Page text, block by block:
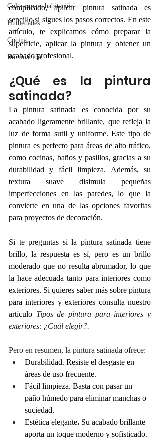
Colores para habitación
Humedades
Cocina
Iluminación
complicado, aplicar pintura satinada es
sencillo si sigues los pasos correctos. En este
artículo, te explicamos cómo preparar la
superficie, aplicar la pintura y obtener un
acabado profesional.
¿Qué es la pintura
satinada?
La pintura satinada es conocida por su
acabado ligeramente brillante, que refleja la
luz de forma sutil y uniforme. Este tipo de
pintura es perfecto para áreas de alto tráfico,
como cocinas, baños y pasillos, gracias a su
durabilidad y fácil limpieza. Además, su
textura suave disimula pequeñas
imperfecciones en las paredes, lo que la
convierte en una de las opciones favoritas
para proyectos de decoración.
Si te preguntas si la pintura satinada tiene
brillo, la respuesta es sí, pero es un brillo
moderado que no resulta abrumador, lo que
la hace adecuada tanto para interiores como
exteriores. Si quieres saber más sobre pintura
para interiores y exteriores consulta nuestro
artículo Tipos de pintura para interiores y
exteriores: ¿Cuál elegir?.
Pero en resumen, la pintura satinada ofrece:
Durabilidad. Resiste el desgaste en
áreas de uso frecuente.
Fácil limpieza. Basta con pasar un
paño húmedo para eliminar manchas o
suciedad.
Estética elegante. Su acabado brillante
aporta un toque moderno y sofisticado.